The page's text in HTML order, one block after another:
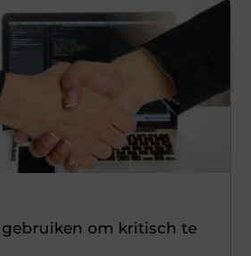
gebruiken om kritisch te